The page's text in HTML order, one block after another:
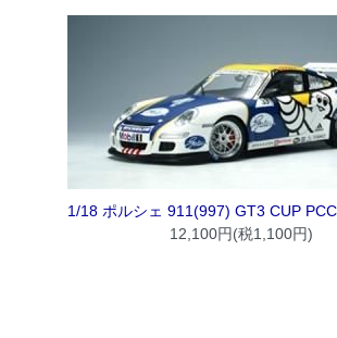
1/18 ポルシェ 911(997) GT3 CUP
12,100円(税1,100円)